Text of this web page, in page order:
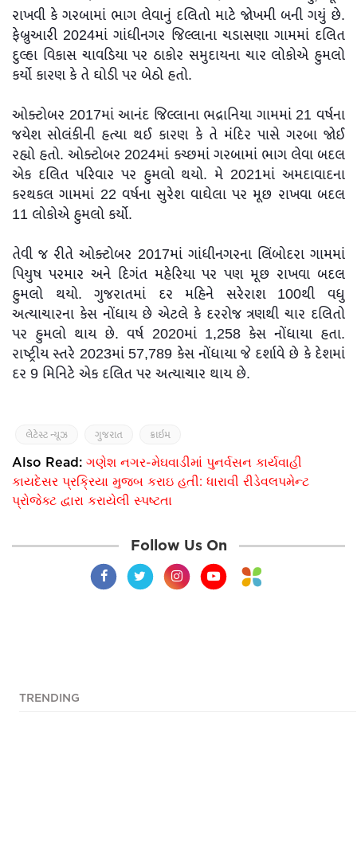
રાખવી કે ગરબામાં ભાગ લેવાનું દલિતો માટે જોખમી બની ગયું છે.
ફેબ્રુઆરી 2024માં ગાંધીનગર જિલ્લાના ચડાસણા ગામમાં દલિત
દુલ્હા વિકાસ ચાવડિયા પર ઠાકોર સમુદાયના ચાર લોકોએ હુમલો
કર્યો કારણ કે તે ઘોડી પર બેઠો હતો.
ઓક્ટોબર 2017માં આનંદ જિલ્લાના ભદ્રાનિયા ગામમાં 21 વર્ષના
જયેશ સોલંકીની હત્યા થઈ કારણ કે તે મંદિર પાસે ગરબા જોઈ
રહ્યો હતો. ઓક્ટોબર 2024માં કચ્છમાં ગરબામાં ભાગ લેવા બદલ
એક દલિત પરિવાર પર હુમલો થયો. મે 2021માં અમદાવાદના
કરથકલ ગામમાં 22 વર્ષના સુરેશ વાઘેલા પર મૂછ રાખવા બદલ
11 લોકોએ હુમલો કર્યો.
તેવી જ રીતે ઓક્ટોબર 2017માં ગાંધીનગરના લિંબોદરા ગામમાં
પિયુષ પરમાર અને દિગંત મહેરિયા પર પણ મૂછ રાખવા બદલ
હુમલો થયો. ગુજરાતમાં દર મહિને સરેરાશ 100થી વધુ
અત્યાચારના કેસ નોંધાય છે એટલે કે દરરોજ ત્રણથી ચાર દલિતો
પર હુમલો થાય છે. વર્ષ 2020માં 1,258 કેસ નોંધાયા હતા.
રાષ્ટ્રીય સ્તરે 2023માં 57,789 કેસ નોંધાયા જે દર્શાવે છે કે દેશમાં
દર 9 મિનિટે એક દલિત પર અત્યાચાર થાય છે.
લેટેસ્ટ ન્યૂઝ ગુજરાત ક્રાઇમ
Also Read: ગણેશ નગર-મેઘવાડીમાં પુનર્વસન કાર્યવાહી
કાયદેસર પ્રક્રિયા મુજબ કરાઇ હતી: ધારાવી રીડેવલપમેન્ટ
પ્રોજેક્ટ દ્વારા કરાયેલી સ્પષ્ટતા
Follow Us On
TRENDING